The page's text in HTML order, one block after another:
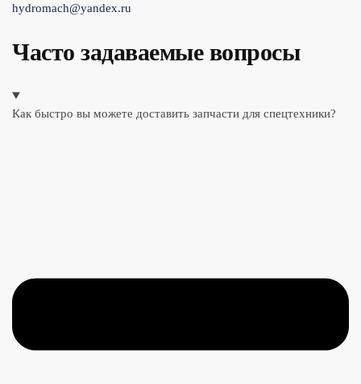
hydromach@yandex.ru
Часто задаваемые вопросы
Как быстро вы можете доставить запчасти для спецтехники?